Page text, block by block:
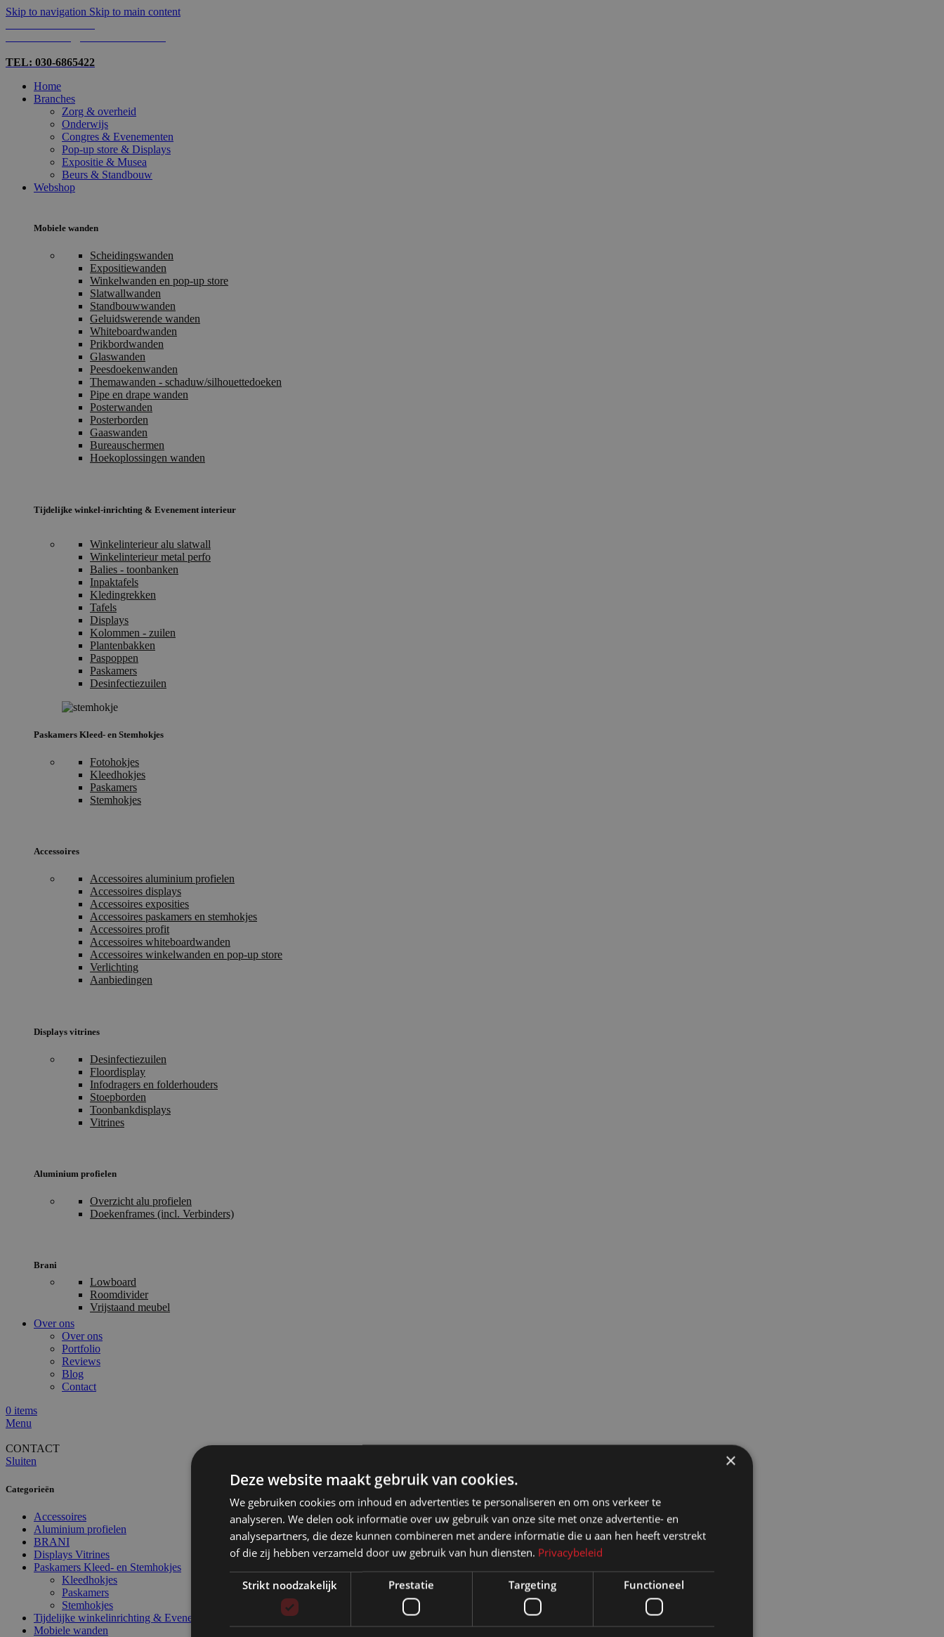
Skip to navigation Skip to main content
TEL: 030-6865422
Home
Branches
Zorg & overheid
Onderwijs
Congres & Evenementen
Pop-up store & Displays
Expositie & Musea
Beurs & Standbouw
Webshop
Mobiele wanden
Scheidingswanden
Expositiewanden
Winkelwanden en pop-up store
Slatwallwanden
Standbouwwanden
Geluidswerende wanden
Whiteboardwanden
Prikbordwanden
Glaswanden
Peesdoekenwanden
Themawanden - schaduw/silhouettedoeken
Pipe en drape wanden
Posterwanden
Posterborden
Gaaswanden
Bureauschermen
Hoekoplossingen wanden
Tijdelijke winkel-inrichting & Evenement interieur
Winkelinterieur alu slatwall
Winkelinterieur metal perfo
Balies - toonbanken
Inpaktafels
Kledingrekken
Tafels
Displays
Kolommen - zuilen
Plantenbakken
Paspoppen
Paskamers
Desinfectiezuilen
Paskamers Kleed- en Stemhokjes
Fotohokjes
Kleedhokjes
Paskamers
Stemhokjes
Accessoires
Accessoires aluminium profielen
Accessoires displays
Accessoires exposities
Accessoires paskamers en stemhokjes
Accessoires profit
Accessoires whiteboardwanden
Accessoires winkelwanden en pop-up store
Verlichting
Aanbiedingen
Displays vitrines
Desinfectiezuilen
Floordisplay
Infodragers en folderhouders
Stoepborden
Toonbankdisplays
Vitrines
Aluminium profielen
Overzicht alu profielen
Doekenframes (incl. Verbinders)
Brani
Lowboard
Roomdivider
Vrijstaand meubel
Over ons
Over ons
Portfolio
Reviews
Blog
Contact
0 items
Menu
CONTACT
Sluiten
Categorieën
Accessoires
Aluminium profielen
BRANI
Displays Vitrines
Paskamers Kleed- en Stemhokjes
Kleedhokjes
Paskamers
Stemhokjes
Tijdelijke winkelinrichting & Evenement interieur
Mobiele wanden
×
Deze website maakt gebruik van cookies.
We gebruiken cookies om inhoud en advertenties te personaliseren en om ons verkeer te
analyseren. We delen ook informatie over uw gebruik van onze site met onze advertentie- en
analysepartners, die deze kunnen combineren met andere informatie die u aan hen heeft verstrekt
of die zij hebben verzameld door uw gebruik van hun diensten. Privacybeleid
Strikt noodzakelijk Prestatie Targeting Functioneel